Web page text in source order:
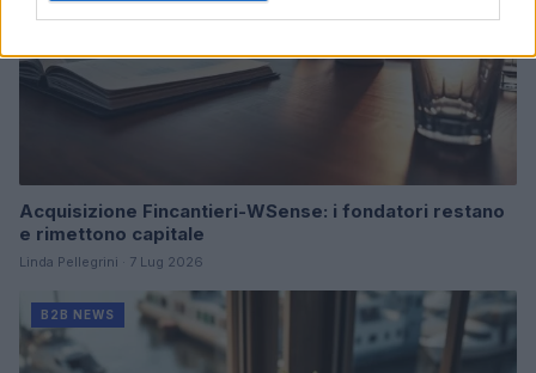
Acquisizione Fincantieri-WSense: i fondatori restano
e rimettono capitale
Linda Pellegrini · 7 Lug 2026
B2B NEWS